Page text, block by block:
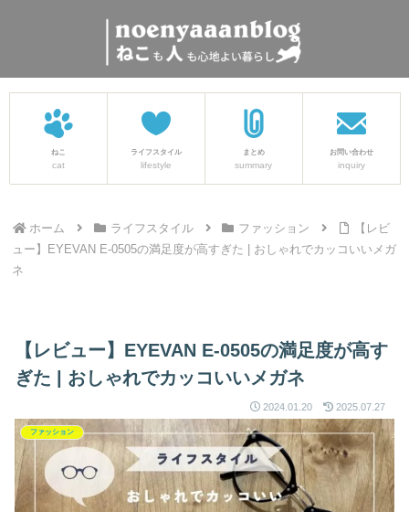
ねこ
cat
ライフスタイル
lifestyle
まとめ
summary
お問い合わせ
inquiry
ホーム ライフスタイル ファッション
【レビ
ュー】EYEVAN E-0505の満足度が高すぎた | おしゃれでカッコいいメガ
ネ
【レビュー】EYEVAN E-0505の満足度が高す
ぎた | おしゃれでカッコいいメガネ
2024.01.20 2025.07.27
ファッション